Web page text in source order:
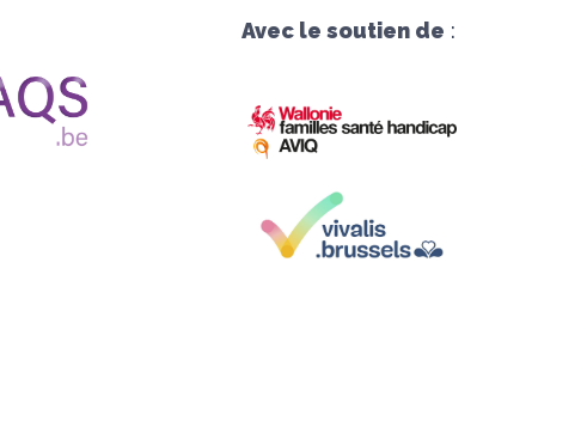
Avec le soutien de :